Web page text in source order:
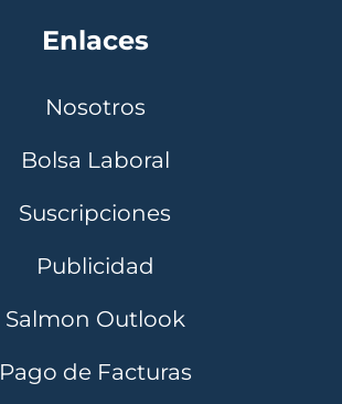
Enlaces
Nosotros
Bolsa Laboral
Suscripciones
Publicidad
Salmon Outlook
Pago de Facturas